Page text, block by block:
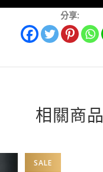
分享:
相關商品
SALE